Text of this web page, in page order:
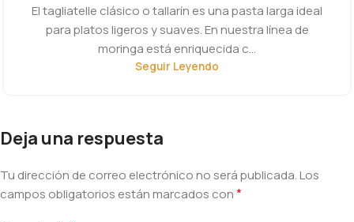
El tagliatelle clásico o tallarín es una pasta larga ideal
para platos ligeros y suaves. En nuestra línea de
moringa está enriquecida c...
Seguir Leyendo
Deja una respuesta
Tu dirección de correo electrónico no será publicada.Los
campos obligatorios están marcados con*
Alternative: